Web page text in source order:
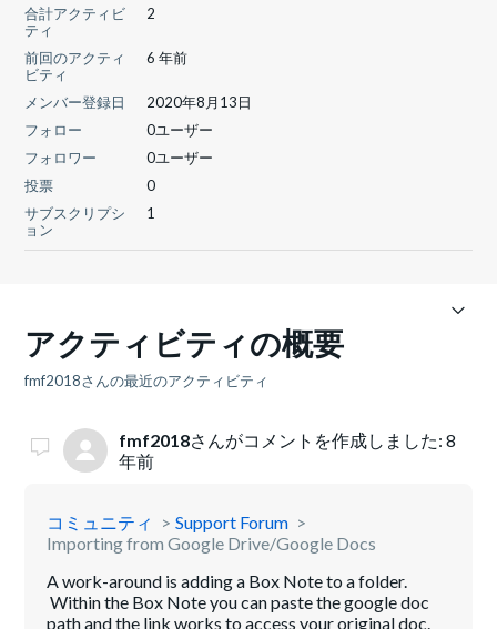
合計アクティビ
ティ
2
前回のアクティ
ビティ
6 年前
メンバー登録日
2020年8月13日
フォロー
0ユーザー
フォロワー
0ユーザー
投票
0
サブスクリプシ
ョン
1
アクティビティの概要
fmf2018さんの最近のアクティビティ
fmf2018さんがコメントを作成しました:8
年前
コミュニティ
Support Forum
Importing from Google Drive/Google Docs
A work-around is adding a Box Note to a folder.
Within the Box Note you can paste the google doc
path and the link works to access your original doc.